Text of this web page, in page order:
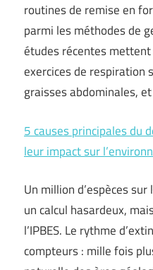
routines de remise en
parmi les méthodes de
études récentes
exercices de respiration
graisses abdominales,
5 causes principales du
leur impact sur
Un million d’espèces
un calcul hasardeux,
l’IPBES. Le rythme
compteurs : mille fois